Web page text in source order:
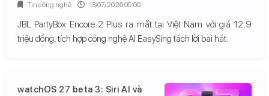
JBL PartyBox Encore 2 Plus ra mắt tại Việt Nam với giá 12,9
triệu đồng, tích hợp công nghệ AI EasySing tách lời bài hát.
Tin công nghệ 13/07/2026 09:00
watchOS 27 beta 3: Siri AI và